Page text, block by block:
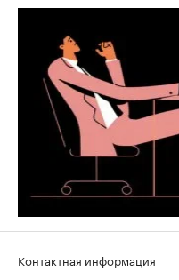
Контактная информация